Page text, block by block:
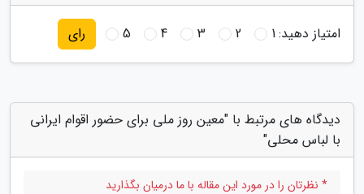
امتیاز دهید:1
2
3
4
5 رای
دیدگاه های مرتبط با "معین روز ملی برای حضور اقوام ایرانی
با لباس محلی"
* نظرتان را در مورد این مقاله با ما درمیان بگذارید